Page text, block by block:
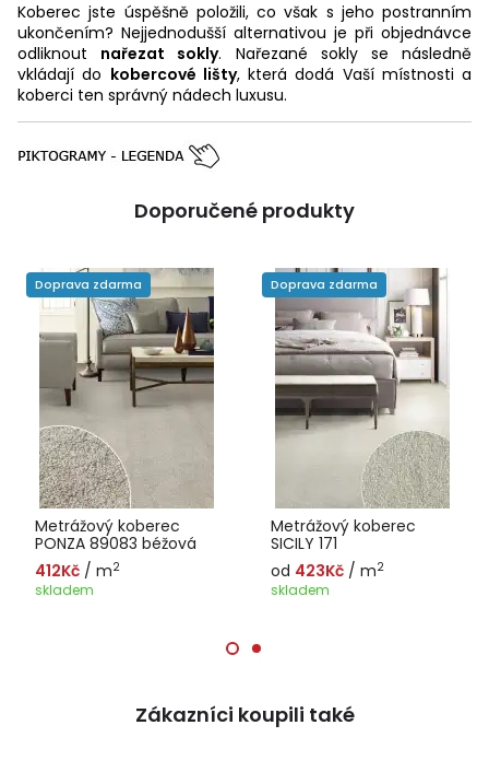
Koberec jste úspěšně položili, co však s jeho postranním
ukončením? Nejjednodušší alternativou je při objednávce
odliknout nařezat sokly. Nařezané sokly se následně
vkládají do kobercové lišty, která dodá Vaší místnosti a
koberci ten správný nádech luxusu.
Doporučené produkty
Metrážový koberec
PONZA 89083 béžová
412Kč / m2
skladem
Doprava zdarma
Metrážový koberec
SICILY 171
od 423Kč / m2
skladem
Doprava zdarma
Zákazníci koupili také